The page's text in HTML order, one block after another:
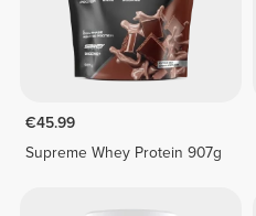
€45.99
Supreme Whey Protein 907g